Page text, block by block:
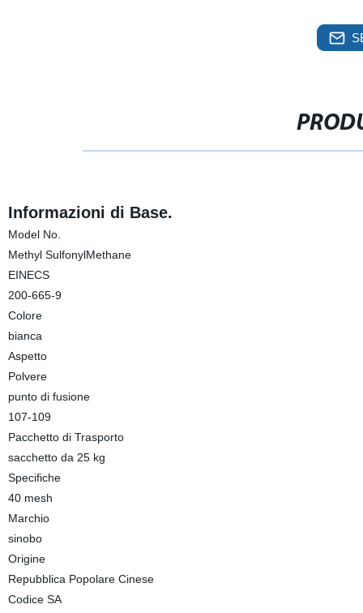
Informazioni di Base.
Model No.
Methyl SulfonylMethane
EINECS
200-665-9
Colore
bianca
Aspetto
Polvere
punto di fusione
107-109
Pacchetto di Trasporto
sacchetto da 25 kg
Specifiche
40 mesh
Marchio
sinobo
Origine
Repubblica Popolare Cinese
Codice SA